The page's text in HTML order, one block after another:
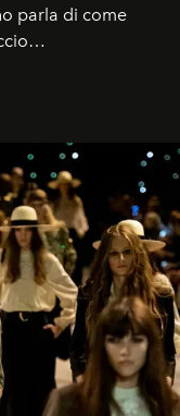
parla di come